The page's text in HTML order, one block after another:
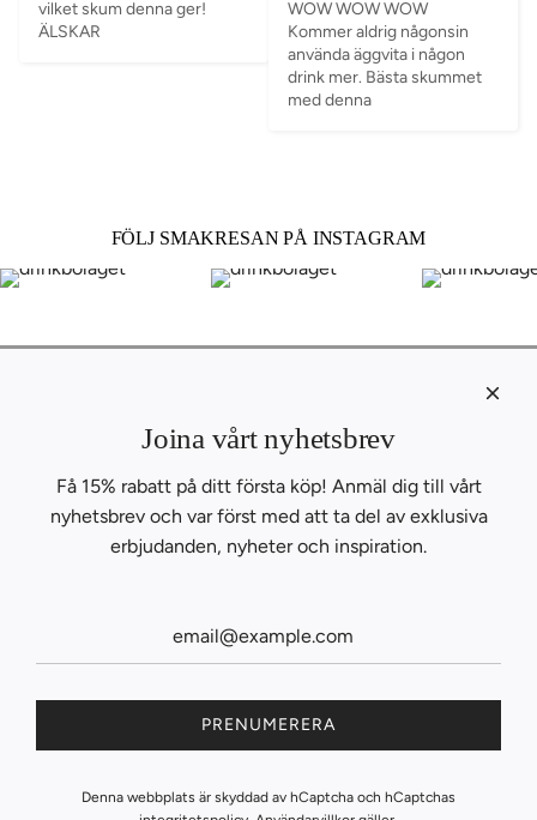
vilket skum denna ger!
ÄLSKAR
WOW WOW WOW
Kommer aldrig någonsin
använda äggvita i någon
drink mer. Bästa skummet
med denna
FÖLJ SMAKRESAN PÅ INSTAGRAM
Om oss
Kontakta oss
B2B
INSPIRATION
BLOGG
FOLLOW THE FLAVORS
Joina vårt nyhetsbrev
Få 15% rabatt på ditt första köp! Anmäl dig till vårt
nyhetsbrev och var först med att ta del av exklusiva
erbjudanden, nyheter och inspiration.
PRENUMERERA
Denna webbplats är skyddad av hCaptcha och hCaptchas